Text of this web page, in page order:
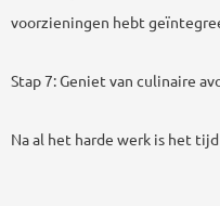
voorzieningen hebt
Stap 7: Geniet van culinaire
Na al het harde werk is het